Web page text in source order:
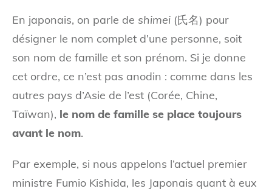
En japonais, on parle de shimei (氏名) pour
désigner le nom complet d’une personne, soit
son nom de famille et son prénom. Si je donne
cet ordre, ce n’est pas anodin : comme dans les
autres pays d’Asie de l’est (Corée, Chine,
Taïwan), le nom de famille se place toujours
avant le nom.
Par exemple, si nous appelons l’actuel premier
ministre Fumio Kishida, les Japonais quant à eux